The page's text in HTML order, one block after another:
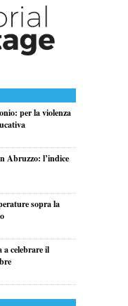
per la violenza
Abruzzo: l’indice
sopra la
celebrare il